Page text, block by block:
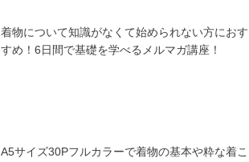
着物について知識がなくて始められない方におす
すめ！6日間で基礎を学べるメルマガ講座！
A5サイズ30Pフルカラーで着物の基本や粋な着こ